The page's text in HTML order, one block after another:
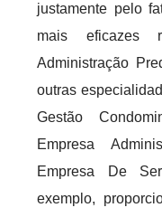
justamente pelo
mais eficazes
Administração
outras
Gestão
Empresa
Empresa De
exemplo,